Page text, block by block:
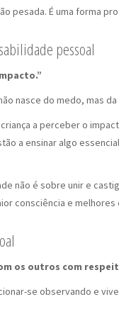
pesada. É uma forma
pessoal
nasce do medo, mas
a perceber o
a ensinar algo
não é sobre unir e
consciência e melhores
os outros com
se observando e